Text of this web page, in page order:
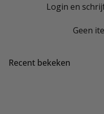
Login en
Geen
Recent bekeken